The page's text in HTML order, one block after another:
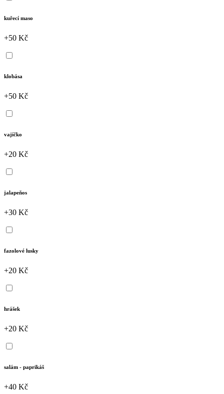
kuřecí maso
+50 Kč
klobása
+50 Kč
vajíčko
+20 Kč
jalapeňos
+30 Kč
fazolové lusky
+20 Kč
hrášek
+20 Kč
salám - paprikáš
+40 Kč